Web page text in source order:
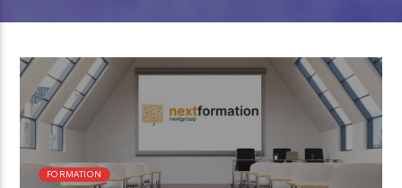
01:02 READ TIME
FORMATION